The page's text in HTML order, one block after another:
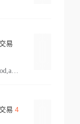
易
vehicle,pl 2,arts,home decor,cod,amusement ride,sea
易 4